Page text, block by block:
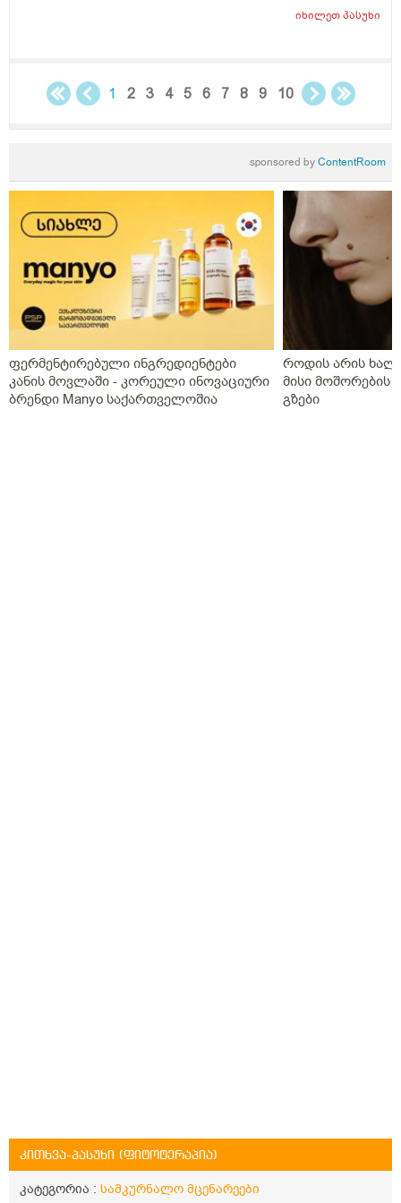
კვებაზე მყავს ბავშვი ხშირდ ვერ ვთავაზობ და იქნებ
იხილეთპასუხი
1 2 3 4 5 6 7 8 9 10
sponsored byContentRoom
ფერმენტირებული ინგრედიენტები
კანის მოვლაში - კორეული ინოვაციური
ბრენდი Manyo საქართველოშია
როდის არის
მისი მოშორების
გზები
კითხვა-პასუხი (ფიტოტერაპია)
კატეგორია : სამკურნალო მცენარეები